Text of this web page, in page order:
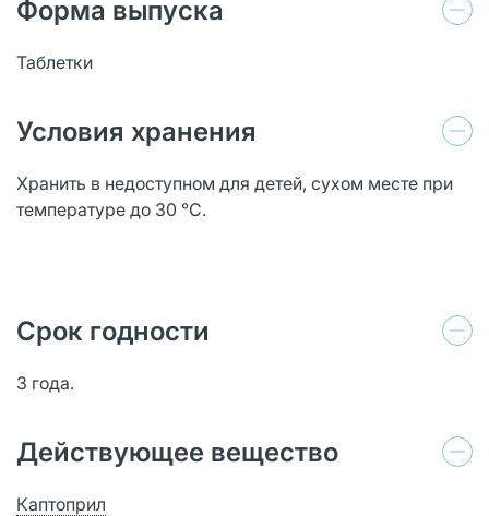
Форма выпуска
Таблетки
Условия хранения
Хранить в недоступном для детей, сухом месте при
температуре до 30 °C.
Срок годности
3 года.
Действующее вещество
Каптоприл